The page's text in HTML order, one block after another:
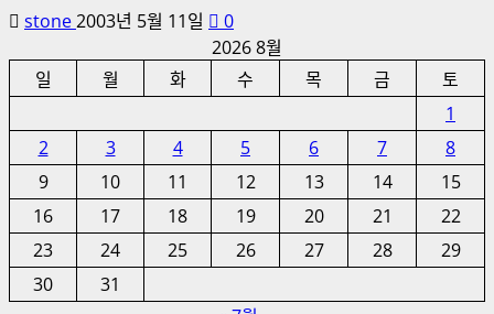
stone2003년 5월 11일
0
2026 8월
일
월 화 수 목 금
토
1
2
3 4 5 6 7
8
9
10 11 12 13 14
15
16
17 18 19 20 21
22
23
24 25 26 27 28
29
30
31